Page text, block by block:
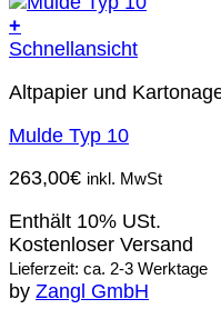
+
Schnellansicht
Altpapier und
Mulde Typ 10
263,00€ inkl. MwSt
Enthält 10% USt.
Kostenloser Versand
Lieferzeit: ca. 2-3 Werktage
by Zangl GmbH